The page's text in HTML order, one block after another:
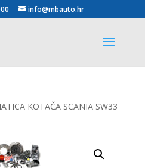
info@mbauto.hr
KOTAČA SCANIA SW33